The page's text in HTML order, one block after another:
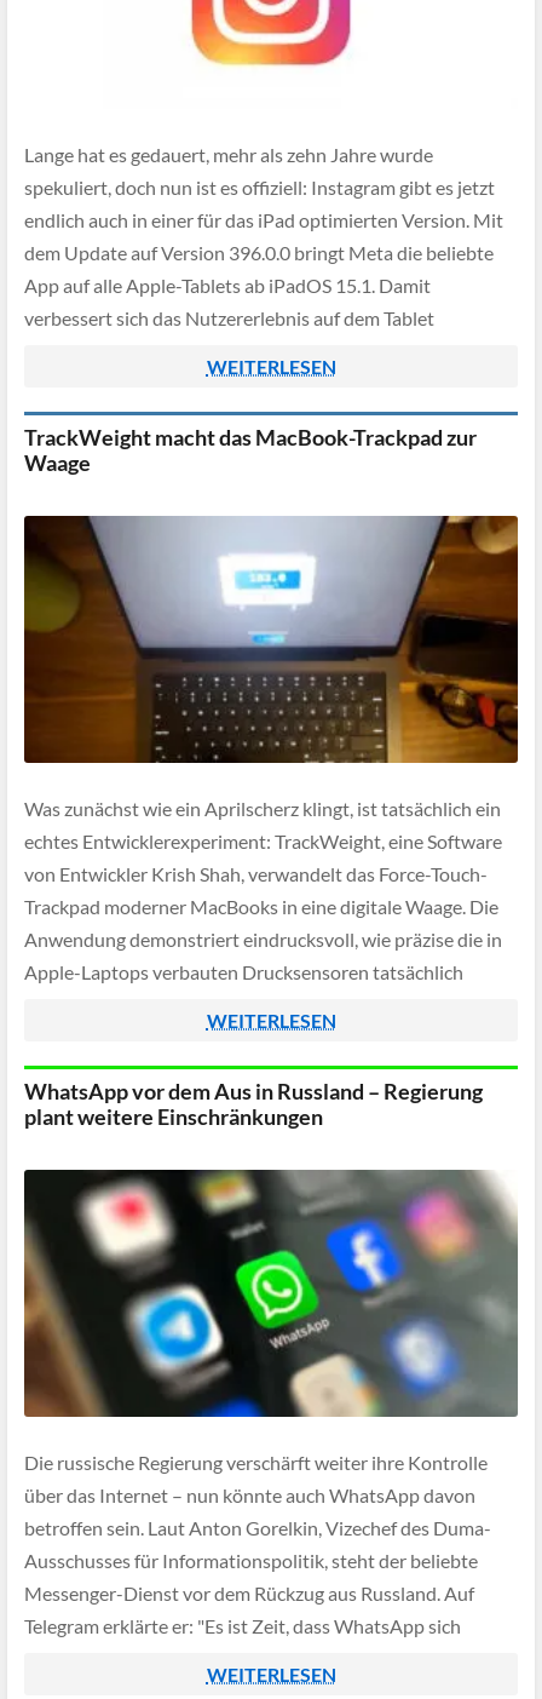
Lange hat es gedauert, mehr als zehn Jahre wurde
spekuliert, doch nun ist es offiziell: Instagram gibt es jetzt
endlich auch in einer für das iPad optimierten Version. Mit
dem Update auf Version 396.0.0 bringt Meta die beliebte
App auf alle Apple-Tablets ab iPadOS 15.1. Damit
verbessert sich das Nutzererlebnis auf dem Tablet
WEITERLESEN
TrackWeight macht das MacBook-Trackpad zur
Waage
Was zunächst wie ein Aprilscherz klingt, ist tatsächlich ein
echtes Entwicklerexperiment: TrackWeight, eine Software
von Entwickler Krish Shah, verwandelt das Force-Touch-
Trackpad moderner MacBooks in eine digitale Waage. Die
Anwendung demonstriert eindrucksvoll, wie präzise die in
Apple-Laptops verbauten Drucksensoren tatsächlich
WEITERLESEN
WhatsApp vor dem Aus in Russland – Regierung
plant weitere Einschränkungen
Die russische Regierung verschärft weiter ihre Kontrolle
über das Internet – nun könnte auch WhatsApp davon
betroffen sein. Laut Anton Gorelkin, Vizechef des Duma-
Ausschusses für Informationspolitik, steht der beliebte
Messenger-Dienst vor dem Rückzug aus Russland. Auf
Telegram erklärte er: "Es ist Zeit, dass WhatsApp sich
WEITERLESEN